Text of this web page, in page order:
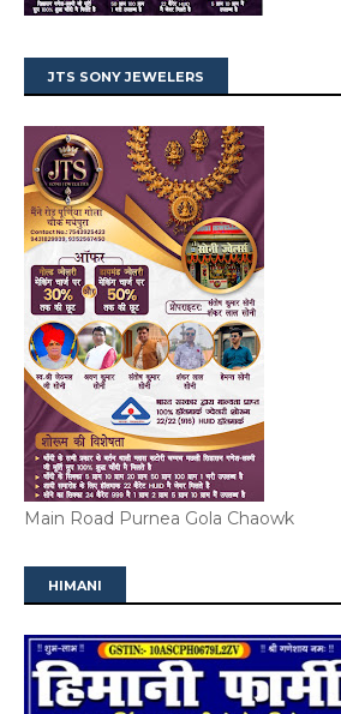
JTS SONY JEWELERS
Main Road Purnea Gola Chaowk
HIMANI